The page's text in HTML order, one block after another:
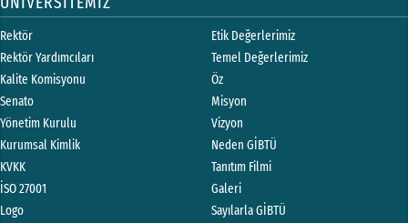
Rektör
Rektör Yardımcıları
Kalite Komisyonu
Senato
Yönetim Kurulu
Kurumsal Kimlik
KVKK
İSO 27001
Logo
Etik Değerlerimiz
Temel Değerlerimiz
Öz
Misyon
Vizyon
Neden GİBTÜ
Tanıtım Filmi
Galeri
Sayılarla GİBTÜ